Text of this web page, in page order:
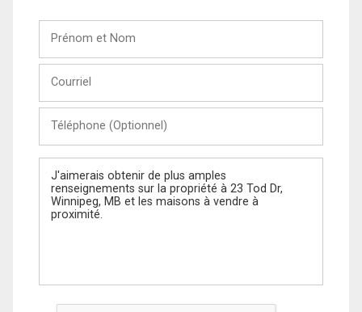
Nom
(Optionnel)
Message